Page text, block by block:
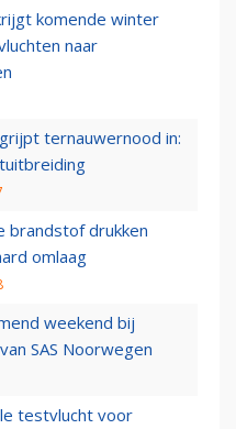
komende winter
naar
ternauwernood in:
brandstof drukken
omlaag
weekend bij
SAS Noorwegen
testvlucht voor